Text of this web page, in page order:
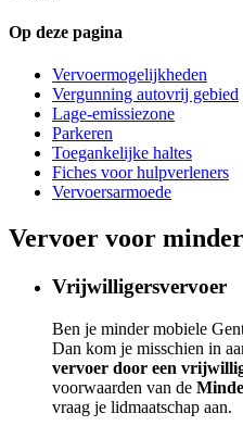
Op deze pagina
Vervoermogelijkheden
Vergunning autovrij gebied
Lage-emissiezone
Parkeren
Toegankelijke haltes
Fiches voor hulpverleners
Vervoersarmoede
Vervoer voor
Vrijwilligersvervoer
Ben je minder mobiele
Dan kom je misschien in
vervoer door een
voorwaarden van de
vraag je lidmaatschap aan.